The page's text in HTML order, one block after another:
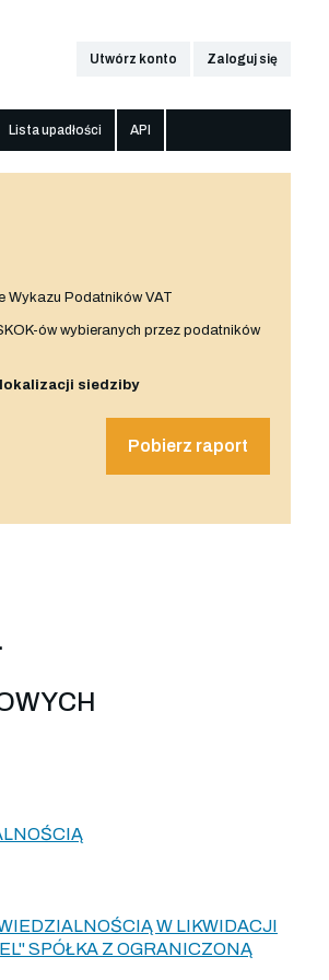
Utwórz konto Zaloguj się
Lista upadłości API
Wykazu Podatników VAT
ów wybieranych przez podatników
lokalizacji siedziby
Pobierz raport
W LIKWIDACJI
SPÓŁKA Z OGRANICZONĄ